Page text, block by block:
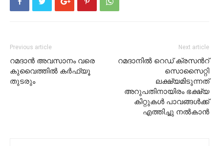
Previous article
റമദാൻ അവസാനം വരെ
കുവൈത്തിൽ കർഫ്യൂ
തുടരും
Next article
റമദാനിൽ റെഡ് ക്രസൻറ്
സൊസൈറ്റി
ലക്ഷ്യമിടുന്നത്
അറുപതിനായിരം ഭക്ഷ്യ
കിറ്റുകൾ പാവങ്ങൾക്ക്
എത്തിച്ചു നൽകാൻ